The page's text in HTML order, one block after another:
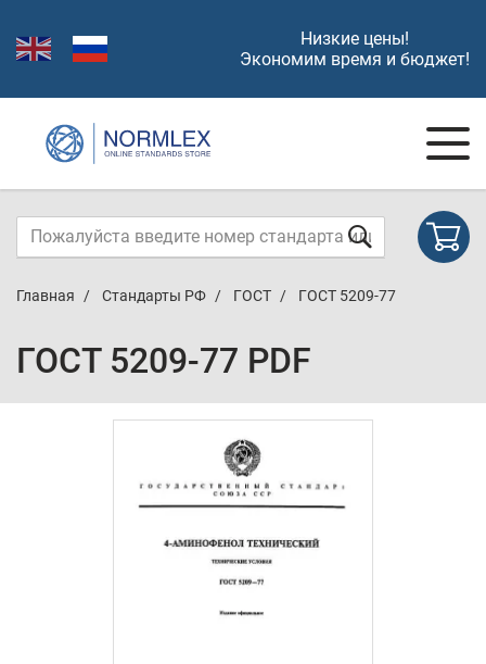
Низкие цены!
Экономим время и бюджет!
Главная Стандарты РФ ГОСТ ГОСТ 5209-77
ГОСТ 5209-77 PDF